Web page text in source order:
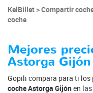
KelBillet Compartir
coche
Mejores
Astorga
Gopili compara para ti los
coche Astorga Gijónen